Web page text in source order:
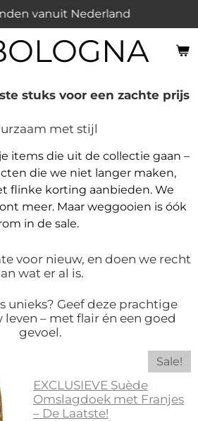
vanuit Nederland
stuks voor een zachte prijs
met stijl
items die uit de collectie gaan –
die we niet langer maken,
flinke korting aanbieden. We
meer. Maar weggooien is óók
in de sale.
voor nieuw, en doen we recht
wat er al is.
unieks? Geef deze prachtige
– met flair én een goed
gevoel.
Sale!
EXCLUSIEVE Suède
Omslagdoek met Franjes
– De Laatste!